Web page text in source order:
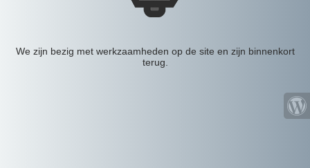
We zijn bezig met werkzaamheden op de site en zijn binnenkort
terug.